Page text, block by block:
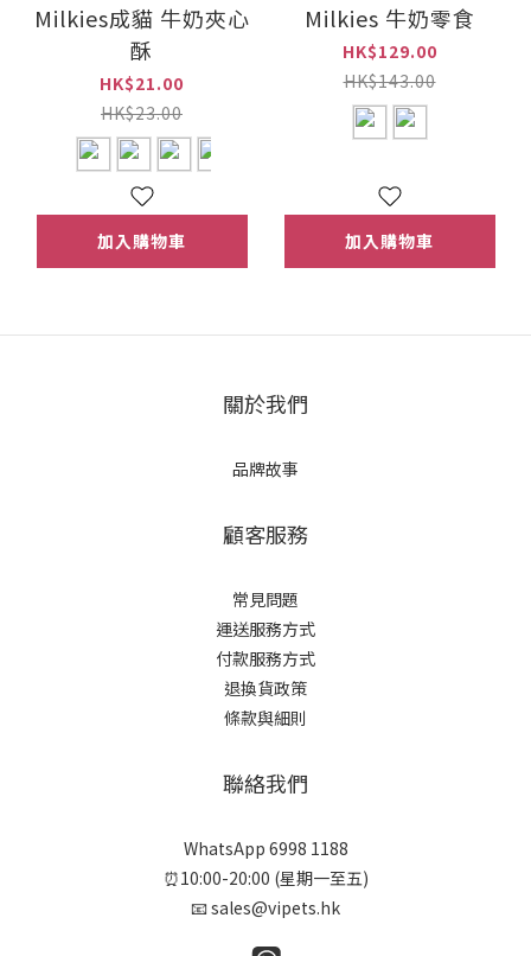
Milkies成貓 牛奶夾心
酥
HK$21.00
HK$23.00
加入購物車
Milkies 牛奶零食
HK$129.00
HK$143.00
加入購物車
關於我們
品牌故事
顧客服務
常見問題
運送服務方式
付款服務方式
退換貨政策
條款與細則
聯絡我們
WhatsApp 6998 1188
⏰10:00-20:00 (星期一至五)
📧 sales@vipets.hk